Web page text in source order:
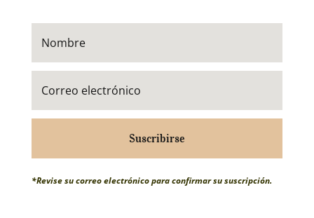
Suscribirse
*Revise su correo electrónico para confirmar su suscripción.